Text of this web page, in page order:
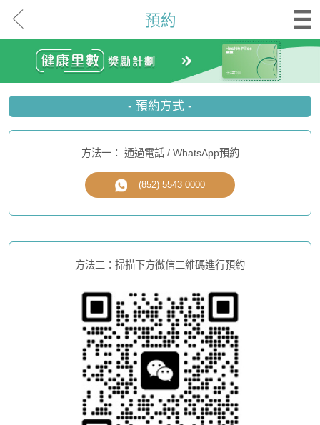
預約
- 預約方式 -
方法一： 通過電話 / WhatsApp預約
(852) 5543 0000
方法二：掃描下方微信二維碼進行預約